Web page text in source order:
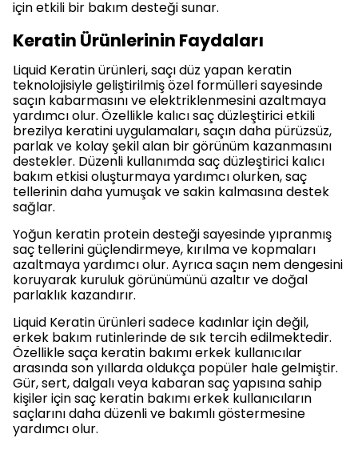
için etkili bir bakım desteği sunar.
Keratin Ürünlerinin Faydaları
Liquid Keratin ürünleri, saçı düz yapan keratin
teknolojisiyle geliştirilmiş özel formülleri sayesinde
saçın kabarmasını ve elektriklenmesini azaltmaya
yardımcı olur. Özellikle kalıcı saç düzleştirici etkili
brezilya keratini uygulamaları, saçın daha pürüzsüz,
parlak ve kolay şekil alan bir görünüm kazanmasını
destekler. Düzenli kullanımda saç düzleştirici kalıcı
bakım etkisi oluşturmaya yardımcı olurken, saç
tellerinin daha yumuşak ve sakin kalmasına destek
sağlar.
Yoğun keratin protein desteği sayesinde yıpranmış
saç tellerini güçlendirmeye, kırılma ve kopmaları
azaltmaya yardımcı olur. Ayrıca saçın nem dengesini
koruyarak kuruluk görünümünü azaltır ve doğal
parlaklık kazandırır.
Liquid Keratin ürünleri sadece kadınlar için değil,
erkek bakım rutinlerinde de sık tercih edilmektedir.
Özellikle saça keratin bakımı erkek kullanıcılar
arasında son yıllarda oldukça popüler hale gelmiştir.
Gür, sert, dalgalı veya kabaran saç yapısına sahip
kişiler için saç keratin bakımı erkek kullanıcıların
saçlarını daha düzenli ve bakımlı göstermesine
yardımcı olur.